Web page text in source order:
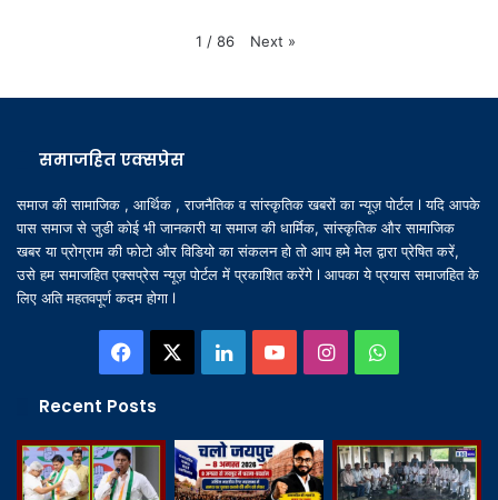
1 / 86 Next »
समाजहित एक्सप्रेस
समाज की सामाजिक , आर्थिक , राजनैतिक व सांस्कृतिक खबरों का न्यूज़ पोर्टल l यदि आपके
पास समाज से जुडी कोई भी जानकारी या समाज की धार्मिक, सांस्कृतिक और सामाजिक
खबर या प्रोग्राम की फोटो और विडियो का संकलन हो तो आप हमे मेल द्वारा प्रेषित करें,
उसे हम समाजहित एक्सप्रेस न्यूज़ पोर्टल में प्रकाशित करेंगे l आपका ये प्रयास समाजहित के
लिए अति महतवपूर्ण कदम होगा l
Facebook LinkedInYouTubeInstagramWhatsApp
Recent Posts